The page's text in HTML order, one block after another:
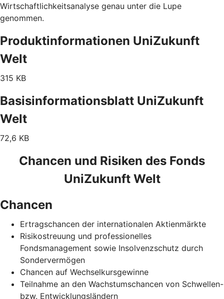
Wirtschaftlichkeitsanalyse genau unter die Lupe
genommen.
Produktinformationen UniZukunft
Welt
315 KB
Basisinformationsblatt UniZukunft
Welt
72,6 KB
Chancen und Risiken des Fonds
UniZukunft Welt
Chancen
Ertragschancen der internationalen Aktienmärkte
Risikostreuung und professionelles
Fondsmanagement sowie Insolvenzschutz durch
Sondervermögen
Chancen auf Wechselkursgewinne
Teilnahme an den Wachstumschancen von Schwellen-
bzw. Entwicklungsländern